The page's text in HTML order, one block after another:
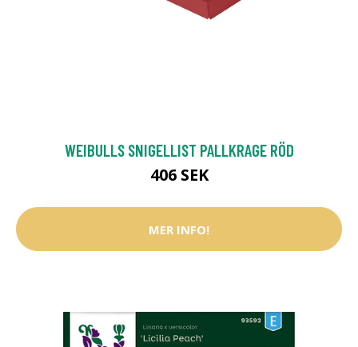
WEIBULLS SNIGELLIST PALLKRAGE RÖD
406 SEK
MER INFO!